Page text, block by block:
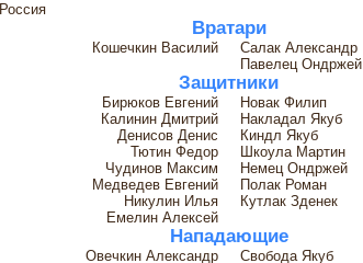
Россия
Вратари
Кошечкин Василий
Салак Александр
Павелец Ондржей
Защитники
Бирюков Евгений
Новак Филип
Калинин Дмитрий
Накладал Якуб
Денисов Денис
Киндл Якуб
Тютин Федор
Шкоула Мартин
Чудинов Максим
Немец Ондржей
Медведев Евгений
Полак Роман
Никулин Илья
Кутлак Зденек
Емелин Алексей
Нападающие
Овечкин Александр
Свобода Якуб